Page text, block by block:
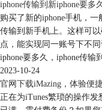
出现该界面，则表明数据
进行查看是否已经将数据
iphone传输到新iphone要多
购买了新的iphone手机，
传输到新手机上。这样可
点，能实现同一账号下不
iphone要多久，iphone传输
2023-10-24
官网下载iMazing，体验便
正在为iTunes繁琐的操作